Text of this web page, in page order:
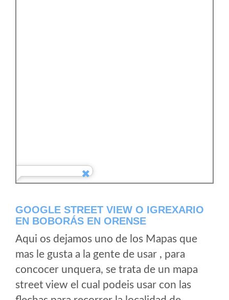
GOOGLE STREET VIEW O IGREXARIO
EN BOBORÁS EN ORENSE
Aqui os dejamos uno de los Mapas que
mas le gusta a la gente de usar , para
concocer unquera, se trata de un mapa
street view el cual podeis usar con las